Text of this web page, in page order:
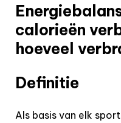
calorieën
hoeveel
Definitie
Als basis van elk